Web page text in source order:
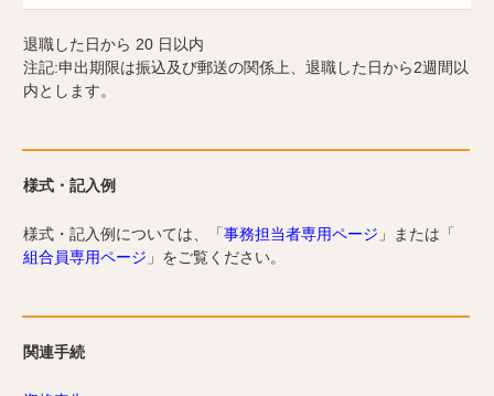
退職した日から 20 日以内
注記:申出期限は振込及び郵送の関係上、退職した日から2週間以
内とします。
様式・記入例
様式・記入例については、「事務担当者専用ページ 」または「
組合員専用ページ 」をご覧ください。
関連手続